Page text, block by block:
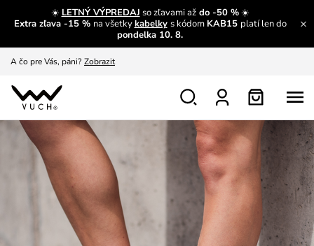
☀️ LETNÝ VÝPREDAJ so zľavami aždo -50 %☀️
Extra zľava -15 % na všetkykabelky s kódom KAB15 platí len do
pondelka 10. 8.
Prečítať viac
A čo pre Vás, páni? Zobrazit
S čím chybu neurobíš?
Nech sa inšpirovať Zobraziť
Výmena a vrátenie zadarmo